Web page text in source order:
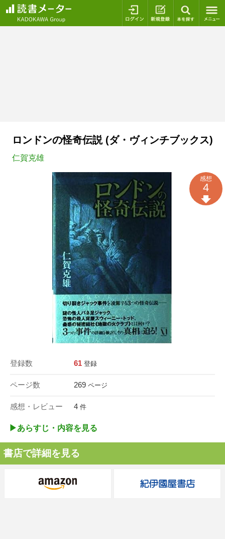
ログイン 新規登録
ロンドンの怪奇伝説 (ダ・ヴィンチブックス)
仁賀克雄
登録数 61 登録
ページ数 269 ページ
感想・レビュー 4 件
感想
4
▶︎あらすじ・内容を見る
書店で詳細を見る